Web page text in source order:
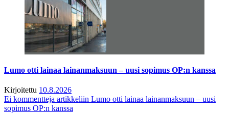
Lumo otti lainaa lainanmaksuun – uusi sopimus OP:n kanssa
Kirjoitettu 10.8.2026
Ei kommentteja artikkeliin Lumo otti lainaa lainanmaksuun – uusi
sopimus OP:n kanssa